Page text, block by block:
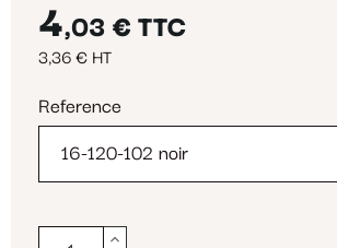
4,03 € TTC
3,36 € HT
Reference